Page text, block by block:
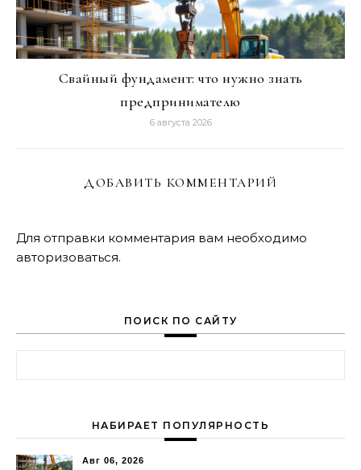
Свайный фундамент: что нужно знать
предпринимателю
6 августа 2026
ДОБАВИТЬ КОММЕНТАРИЙ
Для отправки комментария вам необходимо
авторизоваться.
ПОИСК ПО САЙТУ
НАБИРАЕТ ПОПУЛЯРНОСТЬ
Авг 06, 2026